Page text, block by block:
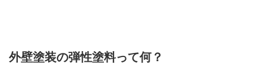
何？
外壁塗装の弾性塗料って何？